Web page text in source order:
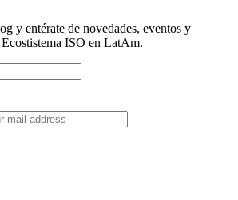
y entérate de novedades, eventos y
ISO en LatAm.